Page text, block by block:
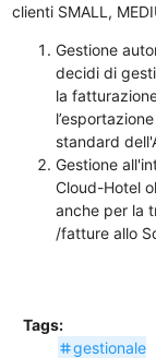
clienti SMALL,
Gestione
decidi di
la
standard
Gestione
Cloud-Hotel
anche per la
/fatture allo
Tags:
taggestionale